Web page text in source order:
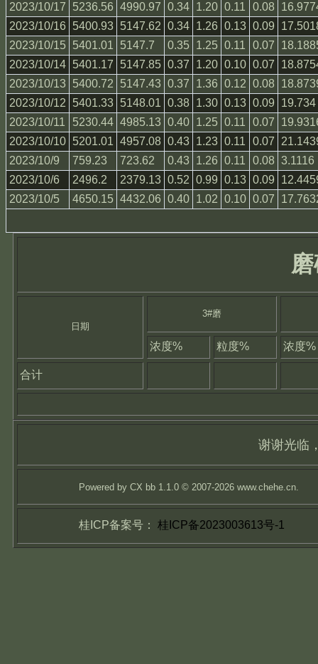
2023/10/17
5236.56 4990.97 0.34 1.20 0.11 0.08
2023/10/16 5400.93 5147.62 0.34 1.26 0.13 0.09
2023/10/15 5401.01 5147.7 0.35 1.25 0.11 0.07
2023/10/14 5401.17 5147.85 0.37 1.20 0.10 0.07
2023/10/13
5400.72 5147.43 0.37 1.36 0.12 0.08
2023/10/12
5401.33 5148.01 0.38 1.30 0.13 0.09
19.734
2023/10/11
5230.44 4985.13 0.40 1.25 0.11 0.07
2023/10/10 5201.01 4957.08 0.43 1.23 0.11 0.07
2023/10/9
759.23 723.62 0.43 1.26 0.11 0.08 3.1116
2023/10/6
2496.2 2379.13 0.52 0.99 0.13 0.09
2023/10/5
4650.15 4432.06 0.40 1.02 0.10 0.07
日期
3#磨
浓度% 粒度% 浓度%
合计
谢谢光临
Powered by CX bb 1.1.0 © 2007-2026 www.chehe.cn.
桂ICP备案号： 桂ICP备2023003613号-1